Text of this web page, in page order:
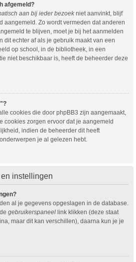
afgemeld?
aan bij ieder bezoek niet aanvinkt, blijf
aangemeld. Zo wordt vermeden dat anderen
te blijven, moet je bij het aanmelden
dit echter af als je gebruik maakt van een
op school, in de bibliotheek, in een
niet beschikbaar is, heeft de beheerder deze
cookies die door phpBB3 zijn aangemaakt,
cookies zorgen ervoor dat je aangemeld
indien de beheerder dit heeft
je al gelezen hebt.
instellingen
al je gegevens opgeslagen in de database.
gebruikerspaneel link klikken (deze staat
maar dit kan verschillen), daarna kun je je